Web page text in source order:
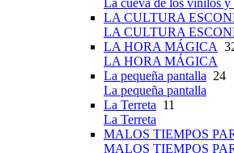
La cueva de los vinilos
LA CULTURA
LA CULTURA
LA HORA MÁGICA
LA HORA MÁGICA
La pequeña pantalla 24
La pequeña pantalla
La Terreta 11
La Terreta
MALOS TIEMPOS
MALOS TIEMPOS